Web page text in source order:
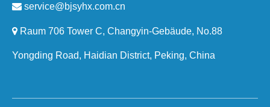
 service@bjsyhx.com.cn
 Raum 706 Tower C, Changyin-Gebäude, No.88
Yongding Road, Haidian District, Peking, China